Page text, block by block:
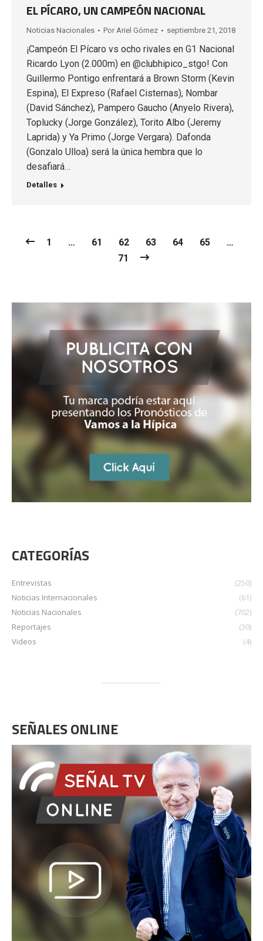
EL PÍCARO, UN CAMPEÓN NACIONAL
Noticias Nacionales Por Ariel Gómez septiembre 21, 2018
¡Campeón El Pícaro vs ocho rivales en G1 Nacional
Ricardo Lyon (2.000m) en @clubhipico_stgo! Con
Guillermo Pontigo enfrentará a Brown Storm (Kevin
Espina), El Expreso (Rafael Cisternas), Nombar
(David Sánchez), Pampero Gaucho (Anyelo Rivera),
Toplucky (Jorge González), Torito Albo (Jeremy
Laprida) y Ya Primo (Jorge Vergara). Dafonda
(Gonzalo Ulloa) será la única hembra que lo
desafiará…
Detalles
1 … 61 62 63 64 65
…
71
CATEGORÍAS
Entrevistas
(250)
Noticias Internacionales
(61)
Noticias Nacionales
(702)
Reportajes
(30)
Videos
(4)
SEÑALES ONLINE